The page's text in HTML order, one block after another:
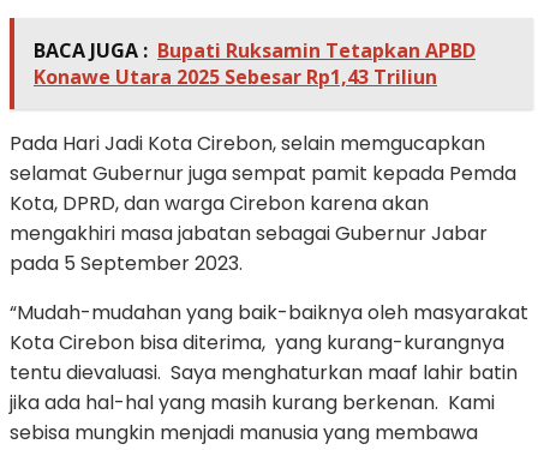
BACA JUGA : Bupati Ruksamin Tetapkan APBD
Konawe Utara 2025 Sebesar Rp1,43 Triliun
Pada Hari Jadi Kota Cirebon, selain memgucapkan
selamat Gubernur juga sempat pamit kepada Pemda
Kota, DPRD, dan warga Cirebon karena akan
mengakhiri masa jabatan sebagai Gubernur Jabar
pada 5 September 2023.
“Mudah-mudahan yang baik-baiknya oleh masyarakat
Kota Cirebon bisa diterima, yang kurang-kurangnya
tentu dievaluasi. Saya menghaturkan maaf lahir batin
jika ada hal-hal yang masih kurang berkenan. Kami
sebisa mungkin menjadi manusia yang membawa